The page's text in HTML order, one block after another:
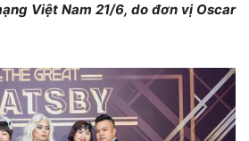
Việt Nam 21/6, do đơn vị Oscar